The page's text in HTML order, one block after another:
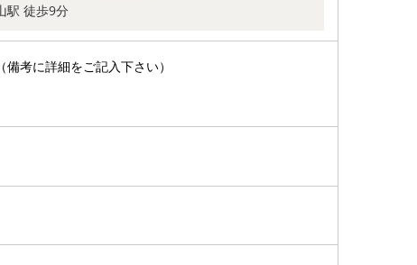
駅 徒歩9分
備考に詳細をご記入下さい）